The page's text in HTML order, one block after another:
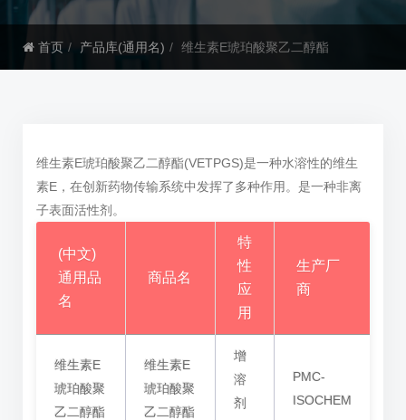
首页 产品库(通用名) 维生素E琥珀酸聚乙二醇酯
维生素E琥珀酸聚乙二醇酯(VETPGS)是一种水溶性的维生
素E，在创新药物传输系统中发挥了多种作用。是一种非离
子表面活性剂。
(中文)
通用品
名
商品名
特
性
应
用
生产厂
商
维生素E
琥珀酸聚
乙二醇酯
维生素E
琥珀酸聚
乙二醇酯
增
溶
剂
PMC-
ISOCHEM